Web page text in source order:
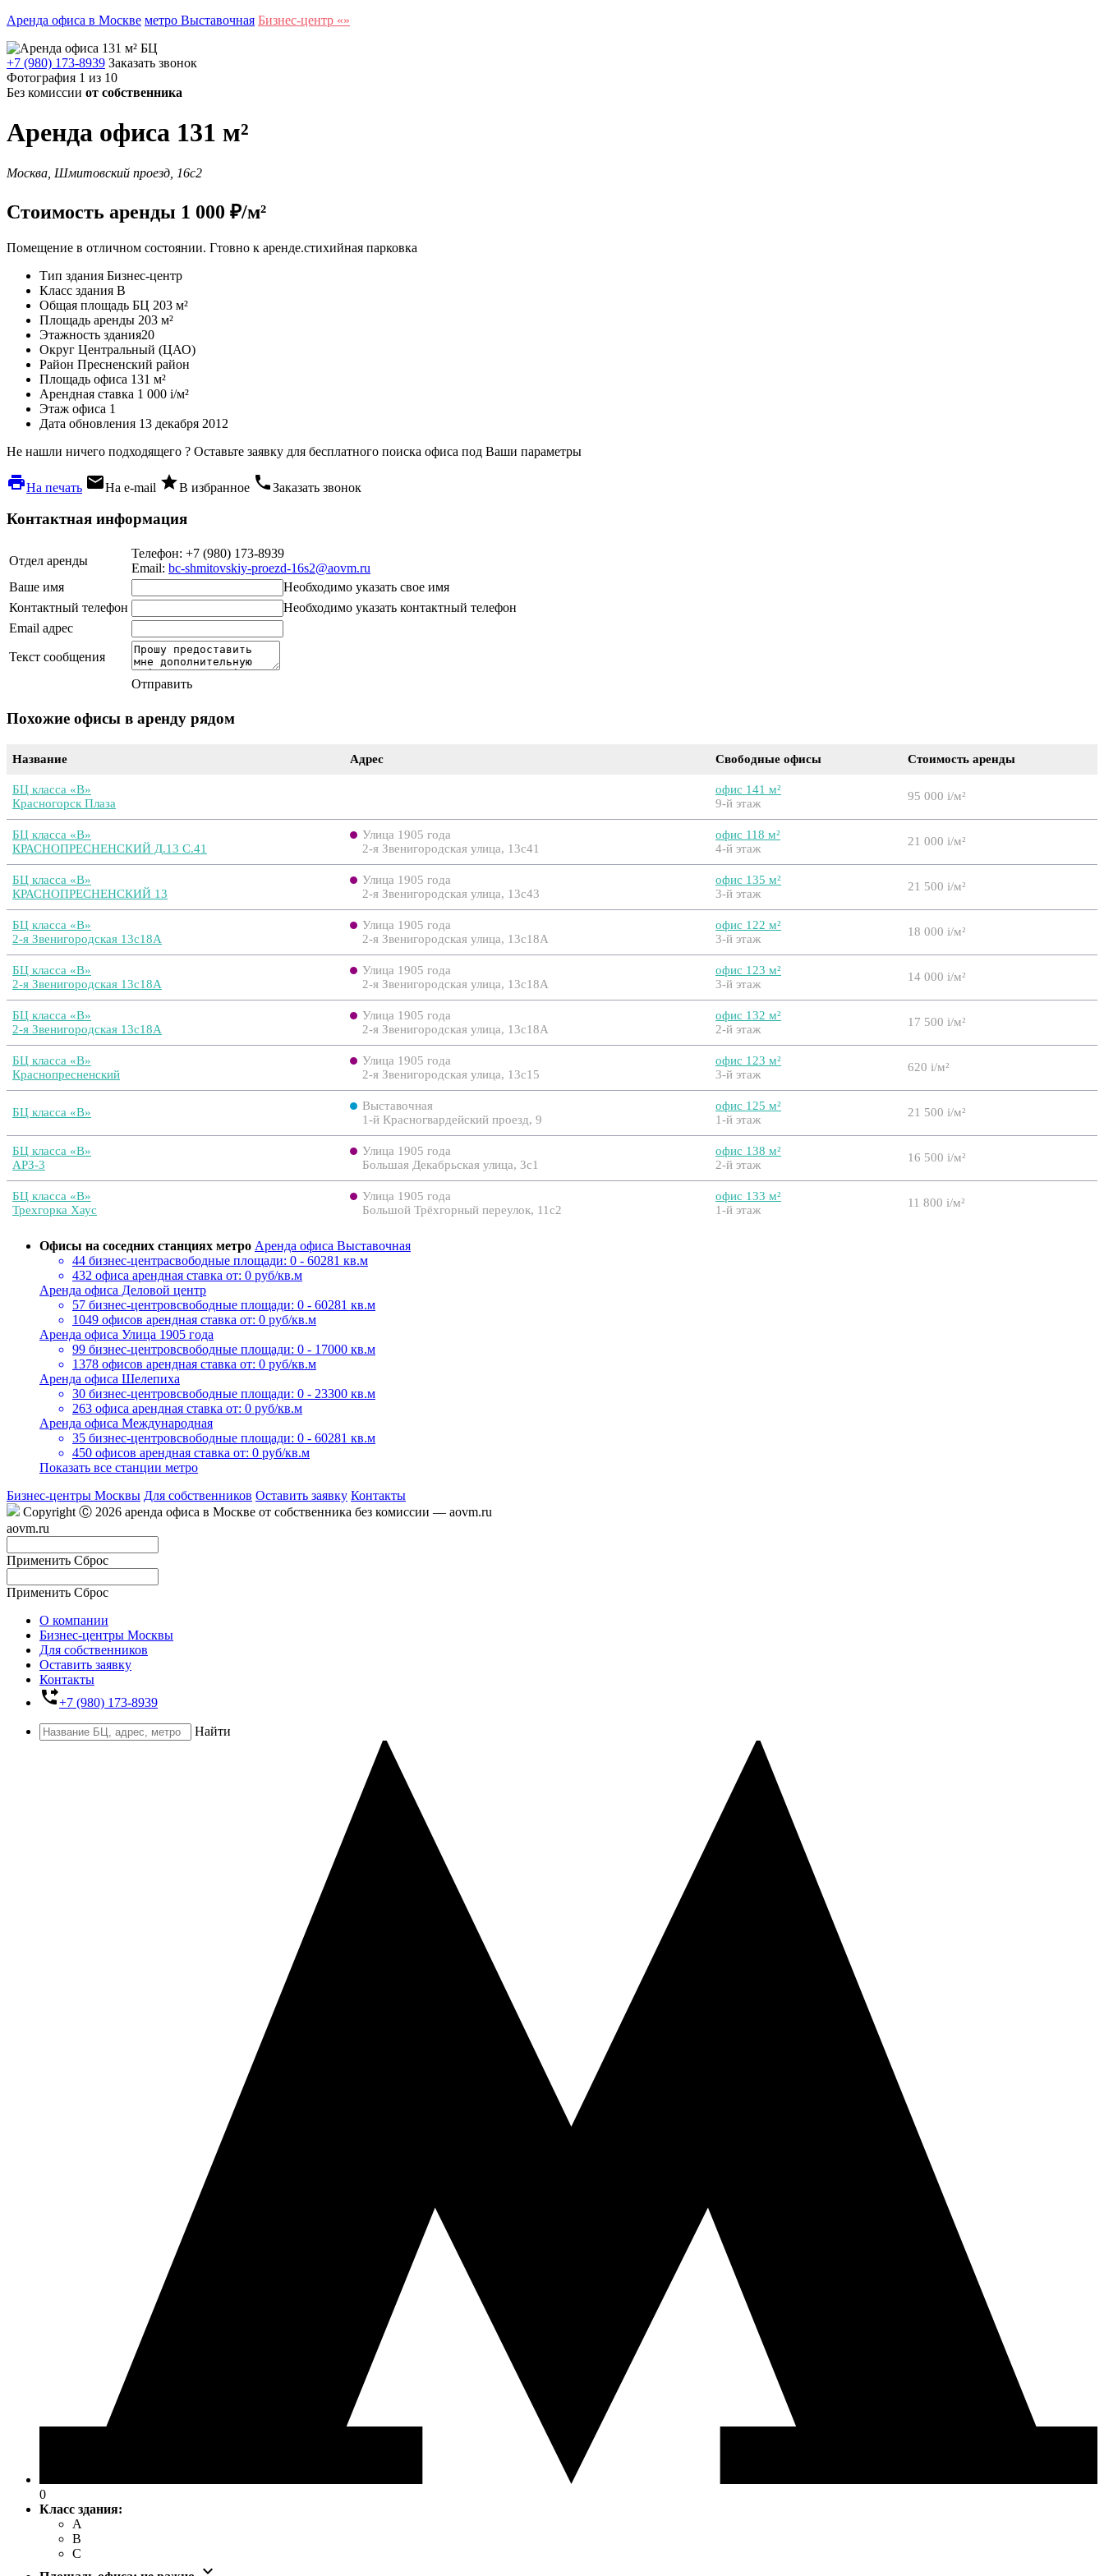
Аренда офиса в Москве метро Выставочная Бизнес-центр «»
+7 (980) 173-8939 Заказать звонок
Фотография 1 из 10
Без комиссии от собственника
Аренда офиса 131 м²
Москва, Шмитовский проезд, 16с2
Стоимость аренды 1 000 ₽/м²
Помещение в отличном состоянии. Гтовно к аренде.стихийная парковка
Тип здания Бизнес-центр
Класс здания B
Общая площадь БЦ 203 м²
Площадь аренды 203 м²
Этажность здания20
Округ Центральный (ЦАО)
Район Пресненский район
Площадь офиса 131 м²
Арендная ставка 1 000 i/м²
Этаж офиса 1
Дата обновления 13 декабря 2012
Не нашли ничего подходящего ? Оставьте заявку для бесплатного поиска офиса под Ваши параметры
local_printshopНа печать local_post_officeНа e-mail starВ избранное phoneЗаказать звонок
Контактная информация
Отдел аренды
Телефон: +7 (980) 173-8939
Email: bc-shmitovskiy-proezd-16s2@aovm.ru
Ваше имя
Необходимо указать свое имя
Контактный телефон
Необходимо указать контактный телефон
Email адрес
Текст сообщения
Отправить
Похожие офисы в аренду рядом
Название Адрес Свободные офисы Стоимость аренды
БЦ класса «B»
Красногорск Плаза
офис 141 м²
9-й этаж
95 000 i/м²
БЦ класса «B»
КРАСНОПРЕСНЕНСКИЙ Д.13 С.41
Улица 1905 года
2-я Звенигородская улица, 13с41
офис 118 м²
4-й этаж
21 000 i/м²
БЦ класса «B»
КРАСНОПРЕСНЕНСКИЙ 13
Улица 1905 года
2-я Звенигородская улица, 13с43
офис 135 м²
3-й этаж
21 500 i/м²
БЦ класса «B»
2-я Звенигородская 13с18А
Улица 1905 года
2-я Звенигородская улица, 13с18А
офис 122 м²
3-й этаж
18 000 i/м²
БЦ класса «B»
2-я Звенигородская 13с18А
Улица 1905 года
2-я Звенигородская улица, 13с18А
офис 123 м²
3-й этаж
14 000 i/м²
БЦ класса «B»
2-я Звенигородская 13с18А
Улица 1905 года
2-я Звенигородская улица, 13с18А
офис 132 м²
2-й этаж
17 500 i/м²
БЦ класса «B»
Краснопресненский
Улица 1905 года
2-я Звенигородская улица, 13с15
офис 123 м²
3-й этаж
620 i/м²
БЦ класса «B»
Выставочная
1-й Красногвардейский проезд, 9
офис 125 м²
1-й этаж
21 500 i/м²
БЦ класса «B»
АРЗ-3
Улица 1905 года
Большая Декабрьская улица, 3с1
офис 138 м²
2-й этаж
16 500 i/м²
БЦ класса «B»
Трехгорка Хаус
Улица 1905 года
Большой Трёхгорный переулок, 11с2
офис 133 м²
1-й этаж
11 800 i/м²
Офисы на соседних станциях метро Аренда офиса Выставочная
44 бизнес-центрасвободные площади: 0 - 60281 кв.м
432 офиса арендная ставка от: 0 руб/кв.м
Аренда офиса Деловой центр
57 бизнес-центровсвободные площади: 0 - 60281 кв.м
1049 офисов арендная ставка от: 0 руб/кв.м
Аренда офиса Улица 1905 года
99 бизнес-центровсвободные площади: 0 - 17000 кв.м
1378 офисов арендная ставка от: 0 руб/кв.м
Аренда офиса Шелепиха
30 бизнес-центровсвободные площади: 0 - 23300 кв.м
263 офиса арендная ставка от: 0 руб/кв.м
Аренда офиса Международная
35 бизнес-центровсвободные площади: 0 - 60281 кв.м
450 офисов арендная ставка от: 0 руб/кв.м
Показать все станции метро
Бизнес-центры Москвы Для собственников Оставить заявку Контакты
Copyright Ⓒ 2026 аренда офиса в Москве от собственника без комиссии — aovm.ru
aovm.ru
Применить Сброс
Применить Сброс
О компании
Бизнес-центры Москвы
Для собственников
Оставить заявку
Контакты
phone_forwarded+7 (980) 173-8939
Найти
0
Класс здания:
A
B
C
